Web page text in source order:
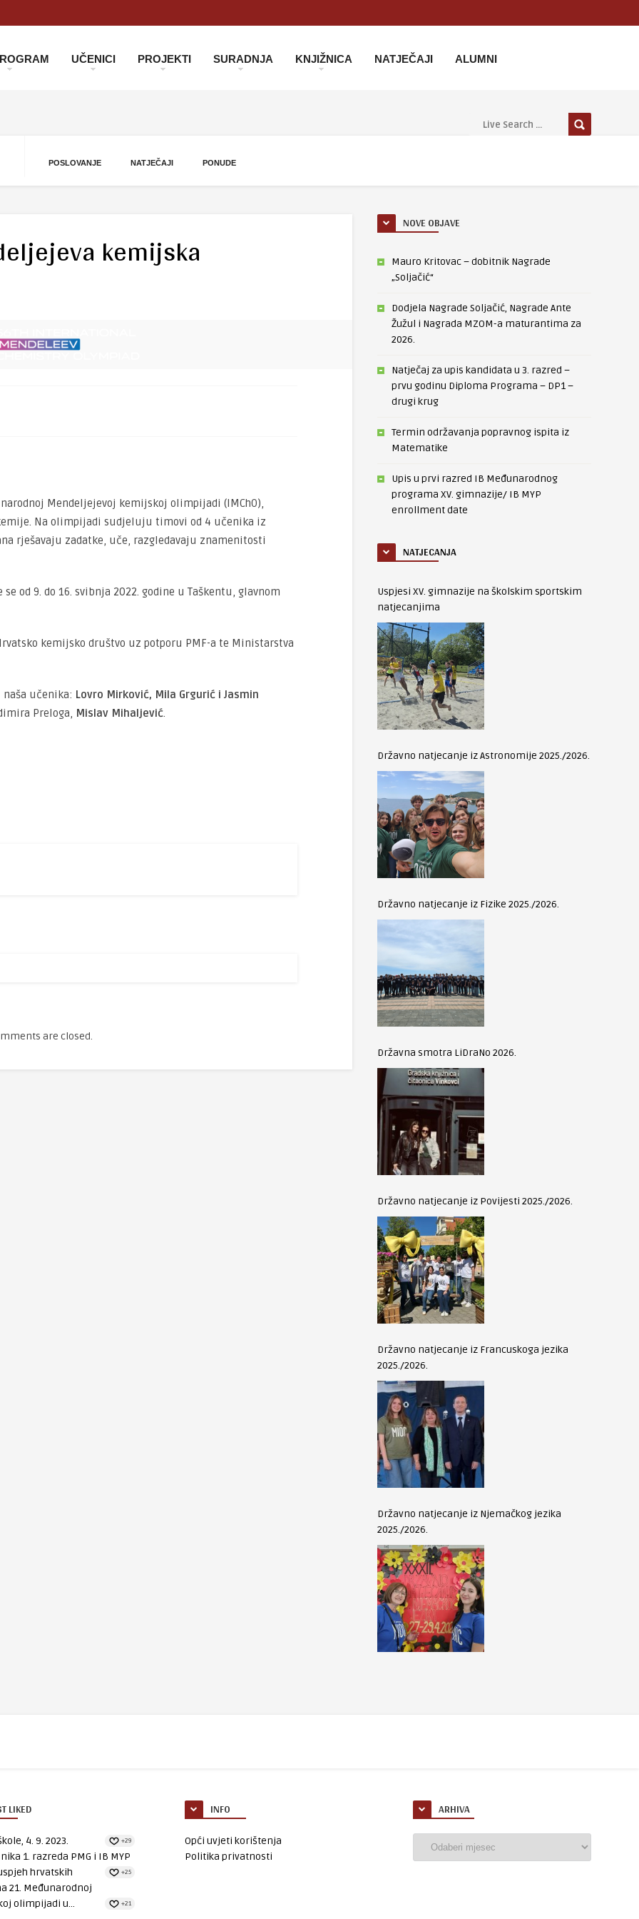
UČENICI PROJEKTI SURADNJA KNJIŽNICA NATJEČAJI ALUMNI
POSLOVANJE NATJEČAJI PONUDE
kemijska
Mendeljejevoj kemijskoj olimpijadi (IMChO),
Na olimpijadi sudjeluju timovi od 4 učenika iz
rješavaju zadatke, uče, razgledavaju znamenitosti
od 9. do 16. svibnja 2022. godine u Taškentu, glavnom
kemijsko društvo uz potporu PMF-a te Ministarstva
učenika: Lovro Mirković, Mila Grgurić i Jasmin
Preloga, Mislav Mihaljević.
are closed.
NOVE OBJAVE
Mauro Kritovac – dobitnik Nagrade
„Soljačić“
Dodjela Nagrade Soljačić, Nagrade Ante
Žužul i Nagrada MZOM-a maturantima za
2026.
Natječaj za upis kandidata u 3. razred –
prvu godinu Diploma Programa – DP1 –
drugi krug
Termin održavanja popravnog ispita iz
Matematike
Upis u prvi razred IB Međunarodnog
programa XV. gimnazije/ IB MYP
enrollment date
NATJECANJA
Uspjesi XV. gimnazije na školskim sportskim
natjecanjima
Državno natjecanje iz Astronomije 2025./2026.
Državno natjecanje iz Fizike 2025./2026.
Državna smotra LiDraNo 2026.
Državno natjecanje iz Povijesti 2025./2026.
Državno natjecanje iz Francuskoga jezika
2025./2026.
Državno natjecanje iz Njemačkog jezika
2025./2026.
LIKED
4. 9. 2023. +29
1. razreda PMG i IB MYP
+25
hrvatskih
21. Međunarodnoj
olimpijadi u...
+21
INFO
Opći uvjeti korištenja
Politika privatnosti
ARHIVA